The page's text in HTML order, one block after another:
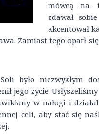
mówcą na
zdawał
akcentował
Zamiast tego oparł
było niezwykłym
jego życie.
w nałogi i
celi, aby stać się